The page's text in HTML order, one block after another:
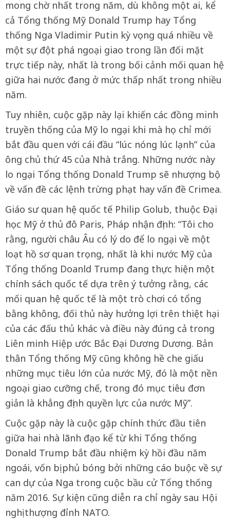
mong chờ nhất trong năm, dù không một ai, kể
cả Tổng thống Mỹ Donald Trump hay Tổng
thống Nga Vladimir Putin kỳ vọng quá nhiều về
một sự đột phá ngoại giao trong lần đối mặt
trực tiếp này, nhất là trong bối cảnh mối quan hệ
giữa hai nước đang ở mức thấp nhất trong nhiều
năm.
Tuy nhiên, cuộc gặp này lại khiến các đồng minh
truyền thống của Mỹ lo ngại khi mà họ chỉ mới
bắt đầu quen với cái đầu “lúc nóng lúc lạnh” của
ông chủ thứ 45 của Nhà trắng. Những nước này
lo ngại Tổng thống Donald Trump sẽ nhượng bộ
về vấn đề các lệnh trừng phạt hay vấn đề Crimea.
Giáo sư quan hệ quốc tế Philip Golub, thuộc Đại
học Mỹ ở thủ đô Paris, Pháp nhận định: “Tôi cho
rằng, người châu Âu có lý do để lo ngại về một
loạt hồ sơ quan trọng, nhất là khi nước Mỹ của
Tổng thống Doanld Trump đang thực hiện một
chính sách quốc tế dựa trên ý tưởng rằng, các
mối quan hệ quốc tế là một trò chơi có tổng
bằng không, đối thủ này hưởng lợi trên thiệt hại
của các đấu thủ khác và điều này đúng cả trong
Liên minh Hiệp ước Bắc Đại Dương Dương. Bản
thân Tổng thống Mỹ cũng không hề che giấu
những mục tiêu lớn của nước Mỹ, đó là một nền
ngoại giao cưỡng chế, trong đó mục tiêu đơn
giản là khẳng định quyền lực của nước Mỹ”.
Cuộc gặp này là cuộc gặp chính thức đầu tiên
giữa hai nhà lãnh đạo kể từ khi Tổng thống
Donald Trump bắt đầu nhiệm kỳ hồi đầu năm
ngoái, vốn bị phủ bóng bởi những cáo buộc về sự
can dự của Nga trong cuộc bầu cử Tổng thống
năm 2016. Sự kiện cũng diễn ra chỉ ngày sau Hội
nghị thượng đỉnh NATO.